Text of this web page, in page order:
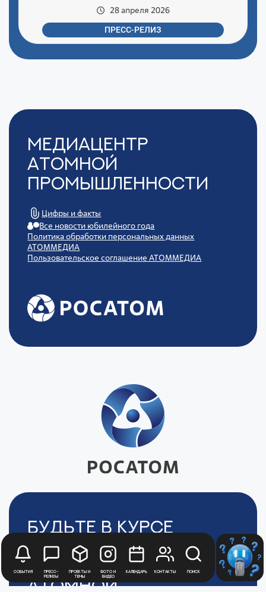
События
Пресс-
релизы
Проекты и
темы
Фото и
видео
Календарь Контакты Поиск
28 апреля 2026
ПРЕСС-РЕЛИЗ
Медиацентр
Атомной
Промышленности
Цифры и факты
Все новости юбилейного года
Политика обработки персональных данных
АТОММЕДИА
Пользовательское соглашение АТОММЕДИА
Будьте в курсе
новостей
Медиацентра
Атомной